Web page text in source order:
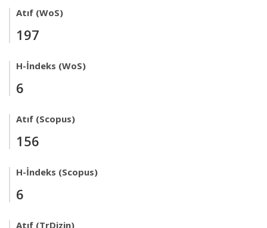
Atıf (WoS)
197
H-İndeks (WoS)
6
Atıf (Scopus)
156
H-İndeks (Scopus)
6
Atıf (TrDizin)